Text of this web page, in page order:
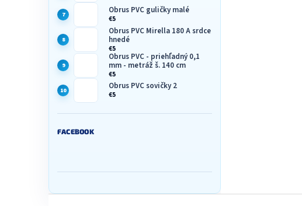
Obrus PVC guličky malé
€5
Obrus PVC Mirella 180 A srdce
hnedé
€5
Obrus PVC - priehľadný 0,1
mm - metráž š. 140 cm
€5
Obrus PVC sovičky 2
€5
FACEBOOK